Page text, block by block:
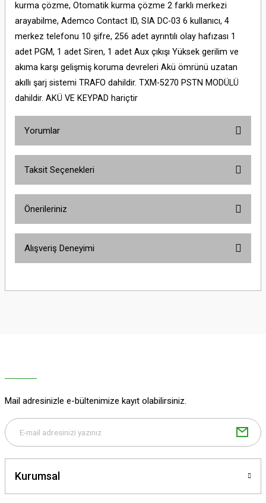
kurma çözme, Otomatik kurma çözme 2 farklı merkezi
arayabilme, Ademco Contact ID, SIA DC-03 6 kullanıcı, 4
merkez telefonu 10 şifre, 256 adet ayrıntılı olay hafızası 1
adet PGM, 1 adet Siren, 1 adet Aux çıkışı Yüksek gerilim ve
akıma karşı gelişmiş koruma devreleri Akü ömrünü uzatan
akıllı şarj sistemi TRAFO dahildir. TXM-5270 PSTN MODÜLÜ
dahildir. AKÜ VE KEYPAD hariçtir
Yorumlar
Taksit Seçenekleri
Önerileriniz
yetersiz gördüğünüz noktaları öneri formunu kullanarak tarafımıza
Gönder
Alışveriş Deneyimi
Mail adresinizle e-bültenimize kayıt olabilirsiniz.
Kurumsal